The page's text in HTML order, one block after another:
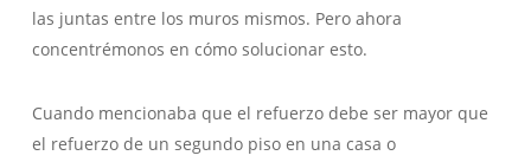
las juntas entre los muros mismos. Pero ahora
concentrémonos en cómo solucionar esto.
Cuando mencionaba que el refuerzo debe ser mayor que
el refuerzo de un segundo piso en una casa o